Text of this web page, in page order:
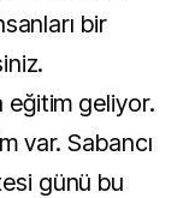
bir
eğitim geliyor.
var. Sabancı
günü bu